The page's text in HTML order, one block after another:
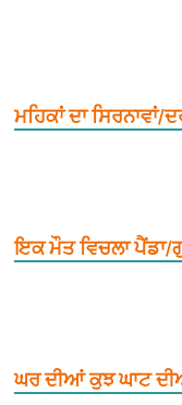
ਮਹਿਕਾਂ ਦਾ
ਇਕ ਮੌਤ ਵਿਚਲਾ
ਘਰ ਦੀਆਂ ਕੁਝ ਘਾਟ